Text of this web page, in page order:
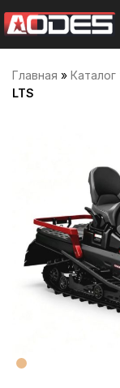
Главная » Каталог
LTS